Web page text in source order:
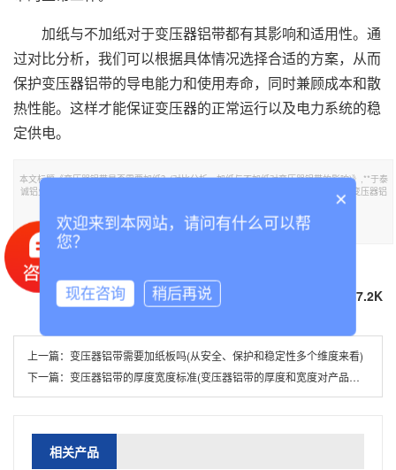
加纸与不加纸对于变压器铝带都有其影响和适用性。通
过对比分析，我们可以根据具体情况选择合适的方案，从而
保护变压器铝带的导电能力和使用寿命，同时兼顾成本和散
热性能。这样才能保证变压器的正常运行以及电力系统的稳
定供电。
本文标题《变压器铝带是否需要加纸？(对比分析，加纸与不加纸对变压器铝带的影响)》,**于泰
诚铝业官网。转载请注明出处：https://www.tclvban.com//lvdainews/323.html，需要变压器铝
部分内容参考：百度百科 知网 万方数据
本文TGA标签：
67.2K
上一篇： 变压器铝带需要加纸板吗(从安全、保护和稳定性多个维度来看)
下一篇： 变压器铝带的厚度宽度标准(变压器铝带的厚度和宽度对产品性能的影响)
相关产品
×
欢迎来到本网站，请问有什么可以帮
您？
现在咨询 稍后再说